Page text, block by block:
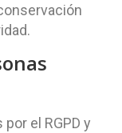
el RGPD y